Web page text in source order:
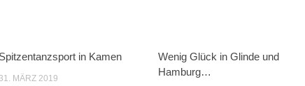
Spitzentanzsport in Kamen
31. MÄRZ 2019
Wenig Glück in Glinde und
Hamburg…